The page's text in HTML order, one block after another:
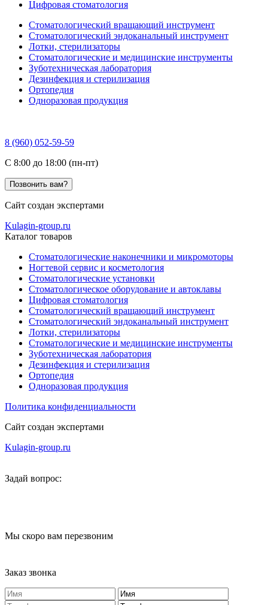
Цифровая стоматология
Стоматологический вращающий инструмент
Стоматологический эндоканальный инструмент
Лотки, стерилизаторы
Стоматологические и медицинские инструменты
Зуботехническая лаборатория
Дезинфекция и стерилизация
Ортопедия
Одноразовая продукция
8 (960) 052-59-59
C 8:00 до 18:00 (пн-пт)
Позвонить вам?
Сайт создан экспертами
Kulagin-group.ru
Каталог товаров
Стоматологические наконечники и микромоторы
Ногтевой сервис и косметология
Стоматологические установки
Стоматологическое оборудование и автоклавы
Цифровая стоматология
Стоматологический вращающий инструмент
Стоматологический эндоканальный инструмент
Лотки, стерилизаторы
Стоматологические и медицинские инструменты
Зуботехническая лаборатория
Дезинфекция и стерилизация
Ортопедия
Одноразовая продукция
Политика конфиденциальности
Сайт создан экспертами
Kulagin-group.ru
Задай вопрос:
Мы скоро вам перезвоним
Заказ звонка